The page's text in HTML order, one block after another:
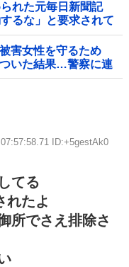
れた元毎日新聞記
るな」と要求されて
害女性を守るため
ついた結果…警察に連
利かせた結果が裏目
ID:+5gestAk0
てる
れたよ
所でさえ排除さ